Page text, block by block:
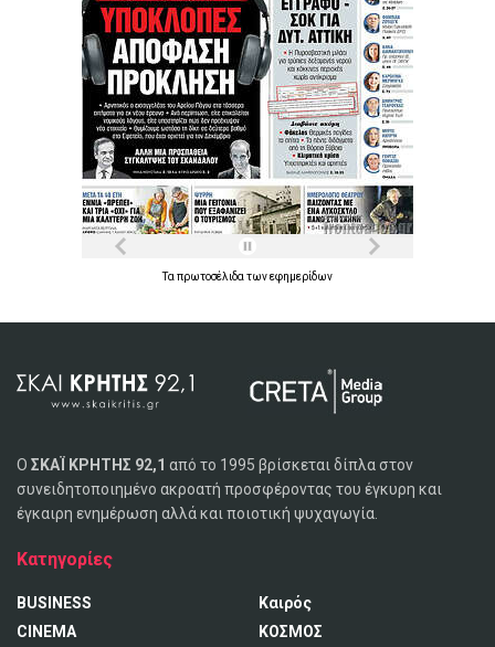
Ταπρωτοσέλιδατωνεφημερίδων
Ο ΣΚΑΪ ΚΡΗΤΗΣ 92,1 από το 1995 βρίσκεται δίπλα στον
συνειδητοποιημένο ακροατή προσφέροντας του έγκυρη και
έγκαιρη ενημέρωση αλλά και ποιοτική ψυχαγωγία.
Κατηγορίες
BUSINESS
CINEMA
Καιρός
ΚΟΣΜΟΣ